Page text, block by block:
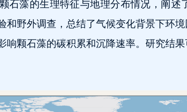
石藻的生理特征与地理分布情况，阐
和野外调查，总结了气候变化背景下环
响颗石藻的碳积累和沉降速率。研究结